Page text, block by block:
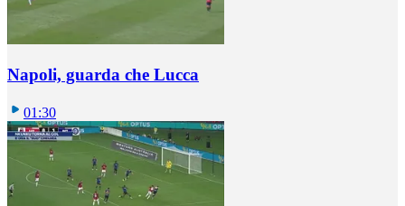
Napoli, guarda che Lucca
01:30